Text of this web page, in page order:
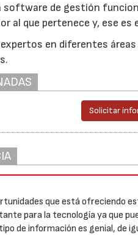
software de gestión
al que pertenece y, ese
en diferentes
Solicitar
que está ofreciendo
para la tecnología ya que
de información es genial, de